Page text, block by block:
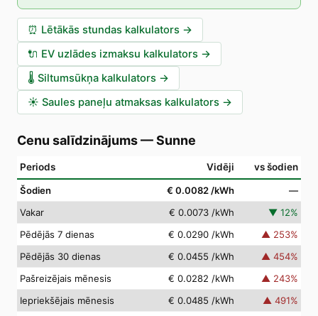
⏰ Lētākās stundas kalkulators →
🔌 EV uzlādes izmaksu kalkulators →
🌡️ Siltumsūkņa kalkulators →
☀️ Saules paneļu atmaksas kalkulators →
Cenu salīdzinājums—Sunne
Periods Vidēji vs šodien
Šodien € 0.0082 /kWh
—
Vakar
€ 0.0073 /kWh ▼ 12%
Pēdējās 7 dienas
€ 0.0290 /kWh ▲ 253%
Pēdējās 30 dienas
€ 0.0455 /kWh ▲ 454%
Pašreizējais mēnesis
€ 0.0282 /kWh ▲ 243%
Iepriekšējais mēnesis
€ 0.0485 /kWh ▲ 491%